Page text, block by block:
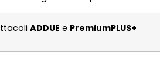
ADDUE e PremiumPLUS+